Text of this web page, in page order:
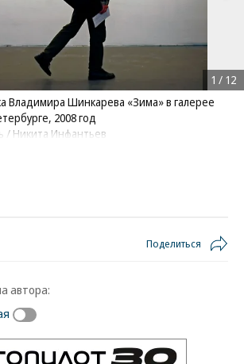
Владимира Шинкарева «Зима» в галерее
2008 год
/ Никита Инфантьев
1 / 12
Поделиться
автора: